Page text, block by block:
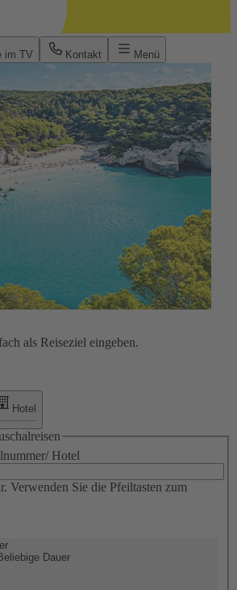
im TV Kontakt Menü
als Reiseziel eingeben.
Hotel
Hotel
Verwenden Sie die Pfeiltasten zum
Dauer